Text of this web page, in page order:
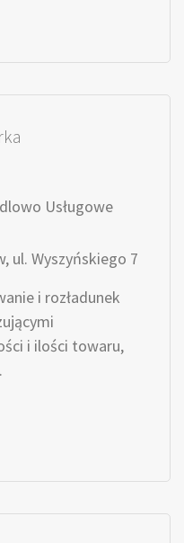
Usługowe
ul. Wyszyńskiego 7
i rozładunek
i ilości towaru,